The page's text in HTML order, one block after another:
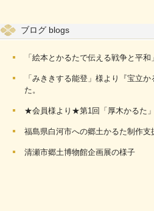
ブログ blogs
「絵本とかるたで伝える戦争と平和
「みききする能登」様より『宝立
た。
★会員様より★第1回「厚木かるた
福島県白河市への郷土かるた制作支
清瀬市郷土博物館企画展の様子